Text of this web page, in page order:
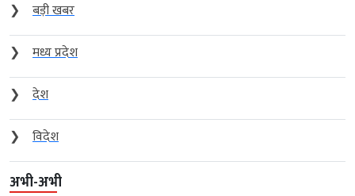
❯
बड़ी खबर
❯
मध्य प्रदेश
❯
देश
❯
विदेश
अभी-अभी